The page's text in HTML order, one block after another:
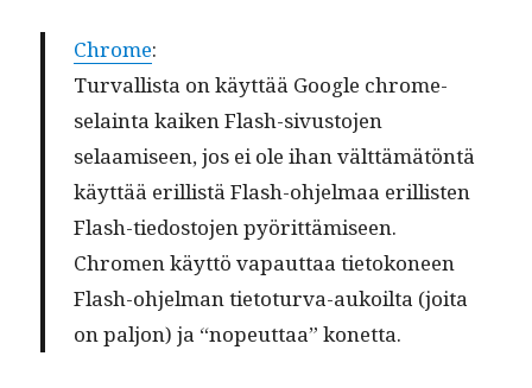
Chrome:
Tur­val­lista on käyt­tää Google chrome-
selain­ta kaiken Flash-sivus­to­jen
selaamiseen, jos ei ole ihan vält­tämätön­tä
käyt­tää eril­listä Flash-ohjel­maa eril­lis­ten
Flash-tiedos­to­jen pyörit­tämiseen.
Chromen käyt­tö vapaut­taa tietokoneen
Flash-ohjel­man tieto­tur­va-aukoil­ta (joi­ta
on paljon) ja “nopeut­taa” konetta.